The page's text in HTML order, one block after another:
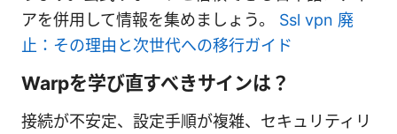
アを併用して情報を集めましょう。 Ssl vpn 廃
止：その理由と次世代への移行ガイド
Warpを学び直すべきサインは？
接続が不安定、設定手順が複雑、セキュリティリ